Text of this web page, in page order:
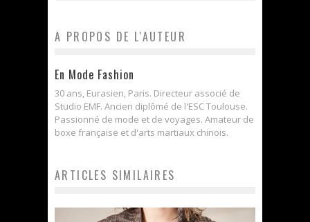
A PROPOS DE L'AUTEUR
En Mode Fashion
30 ans, Eurasien, Paris. Directeur associé de
Studio EMF. Ancien diplômé de l'ESC Toulouse.
Passionné de mode et de voyages. Amateur de
boxe française et d'arts martiaux chinois.
ARTICLES SIMILAIRES